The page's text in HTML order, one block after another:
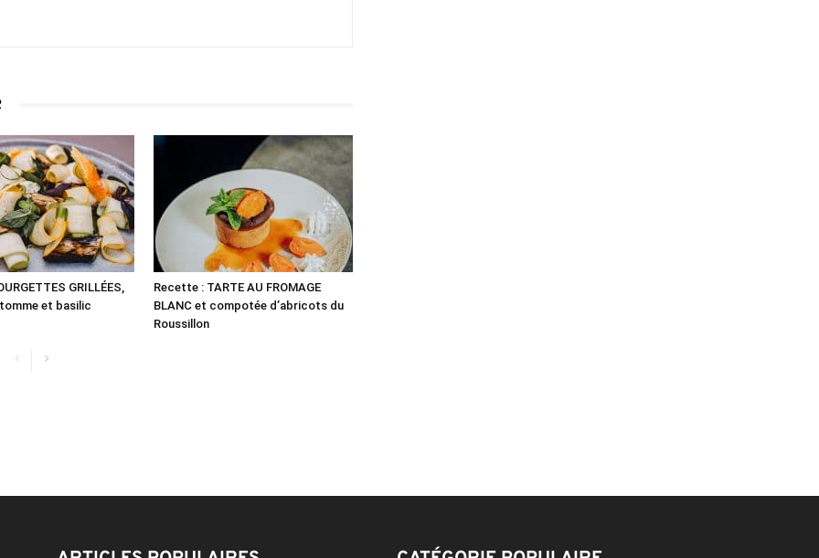
GRILLÉES,
et basilic
Recette : TARTE AU FROMAGE
BLANC et compotée d’abricots du
Roussillon